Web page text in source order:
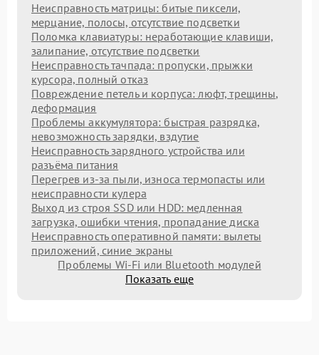
Неисправность матрицы: битые пиксели,
мерцание, полосы, отсутствие подсветки
Поломка клавиатуры: неработающие клавиши,
залипание, отсутствие подсветки
Неисправность тачпада: пропуски, прыжки
курсора, полный отказ
Повреждение петель и корпуса: люфт, трещины,
деформация
Проблемы аккумулятора: быстрая разрядка,
невозможность зарядки, вздутие
Неисправность зарядного устройства или
разъёма питания
Перегрев из‑за пыли, износа термопасты или
неисправности кулера
Выход из строя SSD или HDD: медленная
загрузка, ошибки чтения, пропадание диска
Неисправность оперативной памяти: вылеты
приложений, синие экраны
Проблемы Wi‑Fi или Bluetooth модулей
Показать еще